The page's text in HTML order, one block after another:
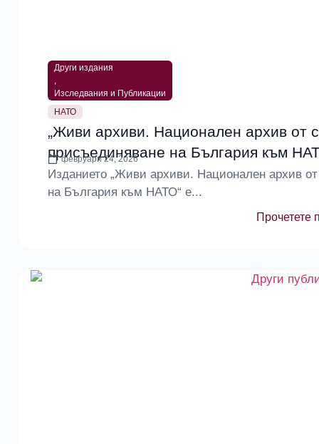
Други издания
Изследвания и Публикации
НАТО
„Живи архиви. Национален архив от
присъединяване на България към
февруари 24, 2026
Изданието „Живи архиви. Национален архив
на България към НАТО“ е...
Прочетете